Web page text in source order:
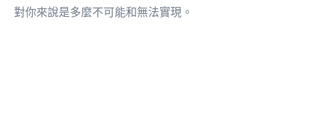
對你來說是多麼不可能和無法實現。